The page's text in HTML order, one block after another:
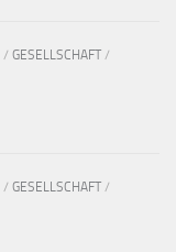
/ GESELLSCHAFT /
/ GESELLSCHAFT /